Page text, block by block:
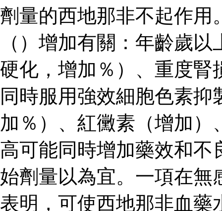
劑量的西地那非不起作用
（）增加有關：年齡歲
硬化，增加％）、重度腎
同時服用強效細胞色素
加％）、紅黴素（增加
高可能同時增加藥效和不
始劑量以為宜。一項在無
表明，可使西地那非血藥